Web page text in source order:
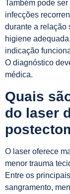
Também pode
infecções
durante a relação
higiene
indicação
O diagnóstico
médica.
Quais
do laser
O laser oferece
menor trauma
Entre os
sangramento,